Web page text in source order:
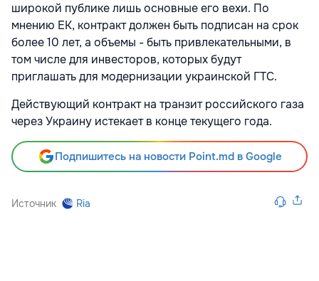
широкой публике лишь основные его вехи. По
мнению ЕК, контракт должен быть подписан на срок
более 10 лет, а объемы - быть привлекательными, в
том числе для инвесторов, которых будут
приглашать для модернизации украинской ГТС.
Действующий контракт на транзит российского газа
через Украину истекает в конце текущего года.
Подпишитесь на новости Point.md в Google
Источник Ria